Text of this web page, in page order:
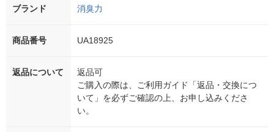
ブランド 消臭力
商品番号 UA18925
返品について
返品可
ご購入の際は、ご利用ガイド「返品・交換につ
いて」を必ずご確認の上、お申し込みくださ
い。